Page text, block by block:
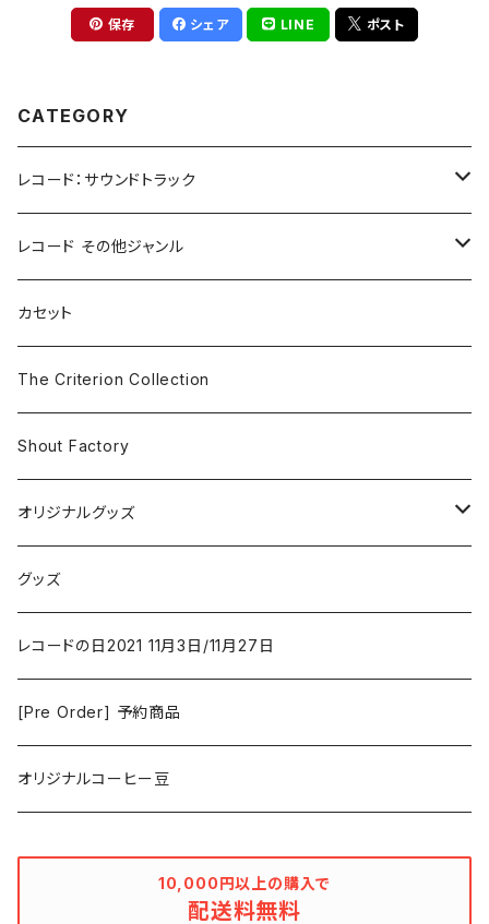
保存 シェア LINE ポスト
CATEGORY
レコード：サウンドトラック
ホラー/スリラー
SF
ドラマ/ロマンス
アクション/クライム
コメディ
ファンタジー/アドベンチャー
アニメーション
ゲーム
ミュージカル/音楽/ドキュメンタリー/コンピ
レコード その他ジャンル
Rock & Pop
The Smiths
Iron and Wine
Grouper
Bill Callahan
Classical
Electronic & Ambient
New Order
Jazz
カセット
The Criterion Collection
Shout Factory
オリジナルグッズ
コーヒー
洋服
グッズ
レコードの日2021 11月3日/11月27日
[Pre Order] 予約商品
オリジナルコーヒー豆
10,000円以上の購入で
配送料無料